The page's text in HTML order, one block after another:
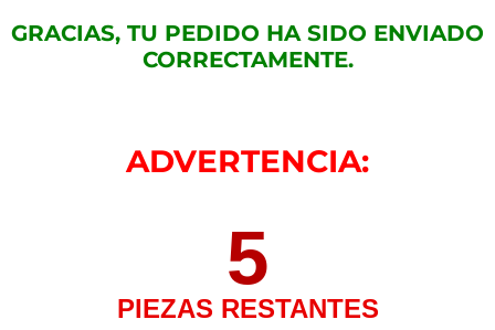
GRACIAS, TU PEDIDO HA SIDO ENVIADO
CORRECTAMENTE.
ADVERTENCIA:
PIEZAS RESTANTES
5